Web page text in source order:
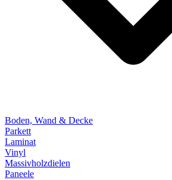
Boden, Wand & Decke
Parkett
Laminat
Vinyl
Massivholzdielen
Paneele